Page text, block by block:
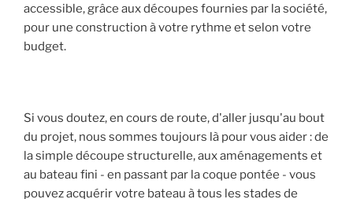
accessible, grâce aux découpes fournies par la société,
pour une construction à votre rythme et selon votre
budget.
Si vous doutez, en cours de route, d'aller jusqu'au bout
du projet, nous sommes toujours là pour vous aider : de
la simple découpe structurelle, aux aménagements et
au bateau fini - en passant par la coque pontée - vous
pouvez acquérir votre bateau à tous les stades de